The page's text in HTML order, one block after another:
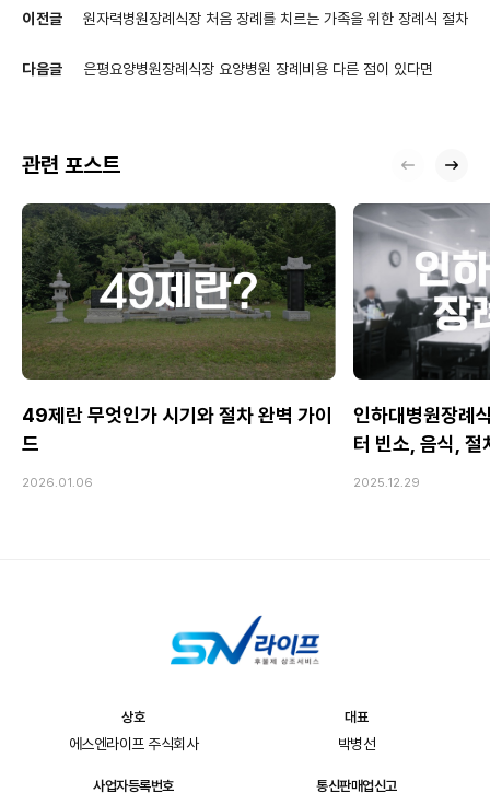
이전글 원자력병원장례식장 처음 장례를 치르는 가족을 위한 장례식 절차
다음글 은평요양병원장례식장 요양병원 장례비용 다른 점이 있다면
관련 포스트
49제란 무엇인가 시기와 절차 완벽 가이
드
2026.01.06
인하대병원장례
터 빈소, 음식, 절
2025.12.29
상호
에스엔라이프 주식회사
대표
박병선
사업자등록번호 통신판매업신고